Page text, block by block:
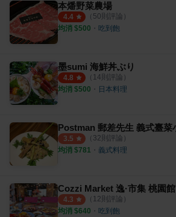
本燔野菜農場
4.4 （ 50則評論）
均消 $500 ・ 吃到飽
墨sumi 海鮮丼ぶり
4.8 （ 14則評論）
均消 $500 ・ 日本料理
3.5 （ 32則評論）
均消 $781 ・ 義式料理
Cozzi Market 逸·市集 桃園館
4.3 （ 12則評論）
均消 $640 ・ 吃到飽